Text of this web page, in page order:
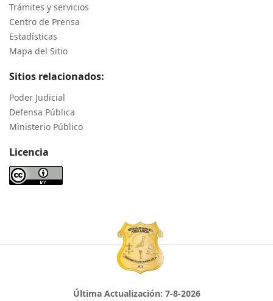
Trámites y servicios
Centro de Prensa
Estadísticas
Mapa del Sitio
Sitios relacionados:
Poder Judicial
Defensa Pública
Ministerio Público
Licencia
Última Actualización: 7-8-2026